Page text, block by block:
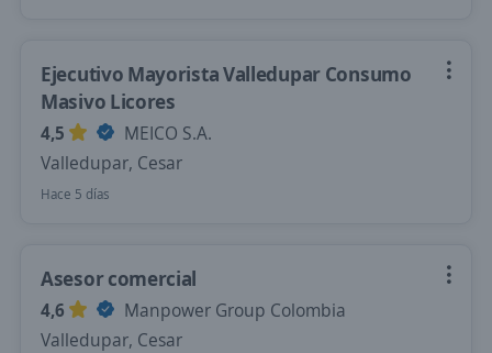
Ejecutivo Mayorista Valledupar Consumo
Masivo Licores
4,5
MEICO S.A.
Valledupar, Cesar
Hace 5 días
Asesor comercial
4,6
Manpower Group Colombia
Valledupar, Cesar